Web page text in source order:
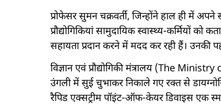
प्रोफेसर सुमन चक्रवर्ती, जिन्होंने हाल ही में
प्रौद्योगिकियां सामुदायिक स्वास्थ्य-कर्मियों
सहायता प्रदान करने में मदद कर रही हैं। उनकी
विज्ञान एवं प्रौद्योगिकी मंत्रालय (The
उंगली में सुई चुभाकर निकाले गए रक्त से
रैपिड एक्सट्रीम पॉइंट-ऑफ-केयर डिवाइस एक